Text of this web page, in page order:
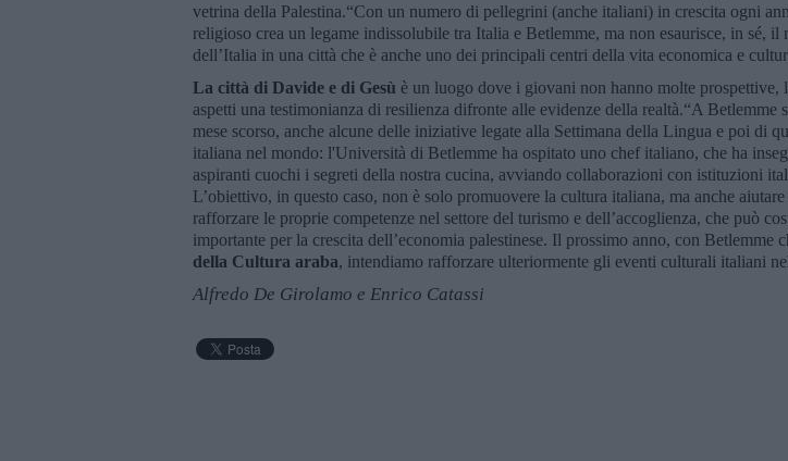
vetrina della Palestina.“Con un numero di pellegrini (anche italiani) in crescita ogni
religioso crea un legame indissolubile tra Italia e Betlemme, ma non esaurisce, in sé, il
dell’Italia in una città che è anche uno dei principali centri della vita economica e
La città di Davide e di Gesù è un luogo dove i giovani non hanno molte prospettive,
aspetti una testimonianza di resilienza difronte alle evidenze della realtà.“A Betlemme
mese scorso, anche alcune delle iniziative legate alla Settimana della Lingua e poi di
italiana nel mondo: l'Università di Betlemme ha ospitato uno chef italiano, che ha
aspiranti cuochi i segreti della nostra cucina, avviando collaborazioni con istituzioni
L’obiettivo, in questo caso, non è solo promuovere la cultura italiana, ma anche
rafforzare le proprie competenze nel settore del turismo e dell’accoglienza, che può
importante per la crescita dell’economia palestinese. Il prossimo anno, con Betlemme
della Cultura araba, intendiamo rafforzare ulteriormente gli eventi culturali italiani
Alfredo De Girolamo e Enrico Catassi